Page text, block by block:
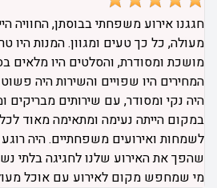
חגגנו אירוע משפחתי בבוסתן, החוויה
מעולה, כל כך טעים ומגוון. המנות היו
מושכת ומסודרת, והסלטים היו מלאים
המחירים היו שפויים והשירות היה
היה נקי ומסודר, עם שירותים מבריקים
במקום הייתה נעימה ומתאימה מאוד
לשמחות ואירועים משפחתיים. היה
שהפך את האירוע שלנו לחגיגה בלתי
מי שמחפש מקום לאירוע עם אוכל